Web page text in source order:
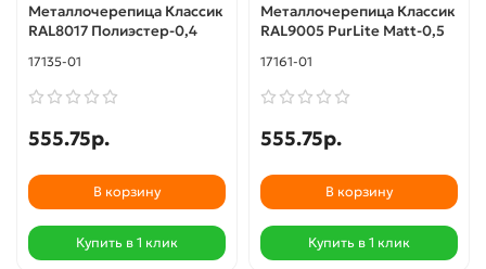
Металлочерепица Классик
RAL8017 Полиэстер-0,4
17135-01
555.75р.
В корзину
Купить в 1 клик
Металлочерепица Классик
RAL9005 PurLite Мatt-0,5
17161-01
555.75р.
В корзину
Купить в 1 клик